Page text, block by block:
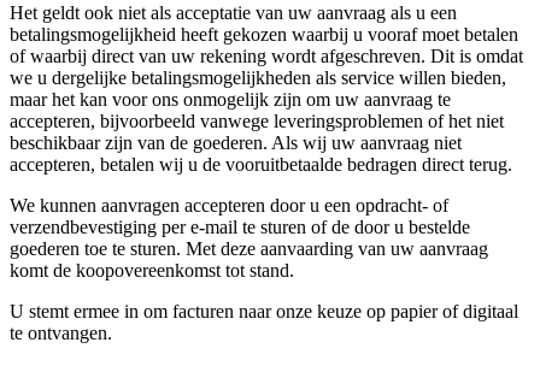
Het geldt ook niet als acceptatie van uw aanvraag als u een
betalingsmogelijkheid heeft gekozen waarbij u vooraf moet betalen
of waarbij direct van uw rekening wordt afgeschreven. Dit is omdat
we u dergelijke betalingsmogelijkheden als service willen bieden,
maar het kan voor ons onmogelijk zijn om uw aanvraag te
accepteren, bijvoorbeeld vanwege leveringsproblemen of het niet
beschikbaar zijn van de goederen. Als wij uw aanvraag niet
accepteren, betalen wij u de vooruitbetaalde bedragen direct terug.
We kunnen aanvragen accepteren door u een opdracht- of
verzendbevestiging per e-mail te sturen of de door u bestelde
goederen toe te sturen. Met deze aanvaarding van uw aanvraag
komt de koopovereenkomst tot stand.
U stemt ermee in om facturen naar onze keuze op papier of digitaal
te ontvangen.